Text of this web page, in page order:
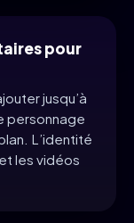
pour
jusqu’à
personnage
L’identité
les vidéos